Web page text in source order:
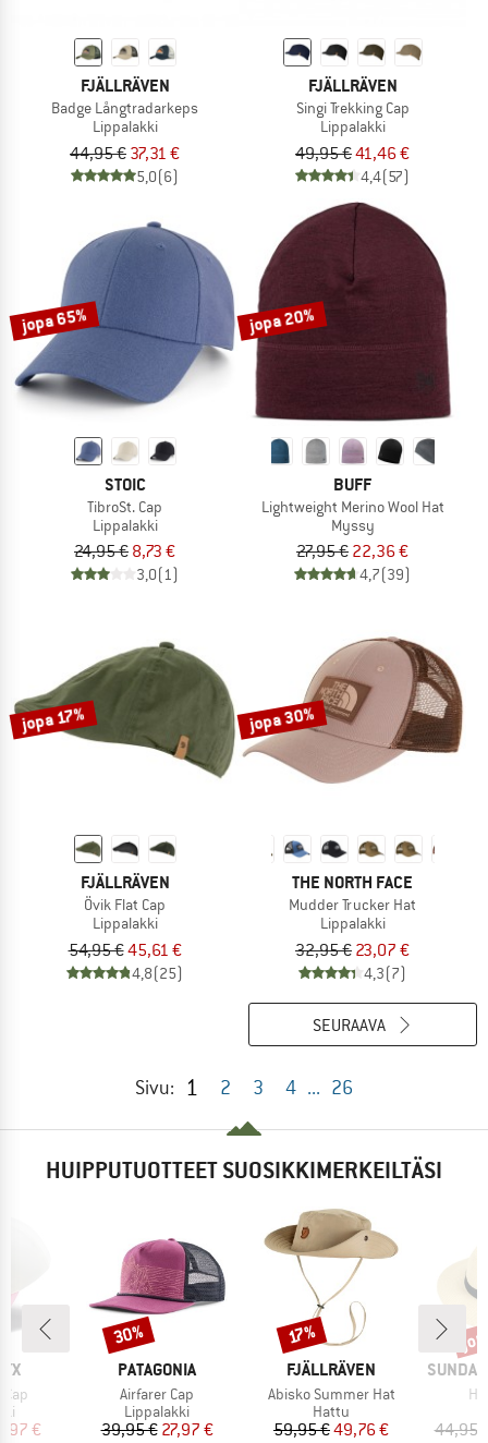
FJÄLLRÄVEN
Badge Långtradarkeps
Lippalakki
44,95 € 37,31 €
5,0(6)
FJÄLLRÄVEN
Singi Trekking Cap
Lippalakki
49,95 €41,46 €
4,4(57)
jopa 65%
STOIC
TibroSt. Cap
Lippalakki
24,95 € 8,73 €
3,0(1)
jopa 20%
BUFF
Lightweight Merino Wool Hat
Myssy
27,95 € 22,36 €
4,7(39)
jopa 17%
FJÄLLRÄVEN
Övik Flat Cap
Lippalakki
54,95 €45,61 €
4,8(25)
jopa 30%
THE NORTH FACE
Mudder Trucker Hat
Lippalakki
32,95 € 23,07 €
4,3(7)
Sivu: 1 2 3 4 ... 26
SEURAAVA
HUIPPUTUOTTEET SUOSIKKIMERKEILTÄSI
hinta
€
MERKKI
PATAGONIA
Tuote
Airfarer Cap
Tuoteryhmä
Lippalakki
Hinta
39,95 €Alennettu hinta
27,97 €
Alennus
30%
MERKKI
FJÄLLRÄVEN
Tuote
Abisko Summer Hat
Tuoteryhmä
Hattu
Hinta
59,95 €Alennettu hinta
49,76 €
Alennus
17%
MERKKI
44,95